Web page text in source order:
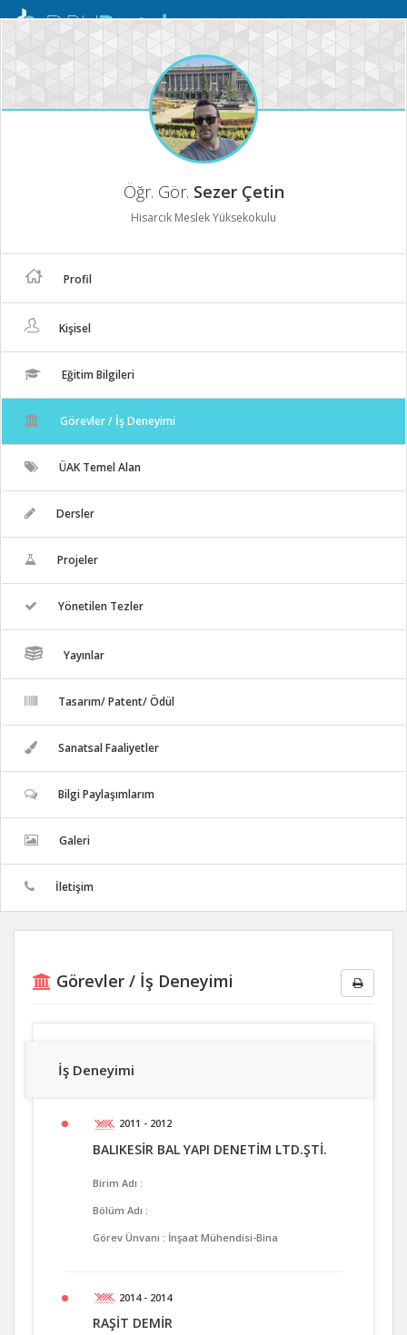
Mobil
Öğr. Gör. Sezer Çetin
Hisarcık Meslek Yüksekokulu
Profil
Kişisel
Eğitim Bilgileri
Görevler / İş Deneyimi
ÜAK Temel Alan
Dersler
Projeler
Yönetilen Tezler
Yayınlar
Tasarım/ Patent/ Ödül
Sanatsal Faaliyetler
Bilgi Paylaşımlarım
Galeri
İletişim
Görevler / İş Deneyimi
İş Deneyimi
2011 - 2012
BALIKESİR BAL YAPI DENETİM LTD.ŞTİ.
Birim Adı :
Bölüm Adı :
Görev Ünvanı : İnşaat Mühendisi-Bina
2014 - 2014
RAŞİT DEMİR